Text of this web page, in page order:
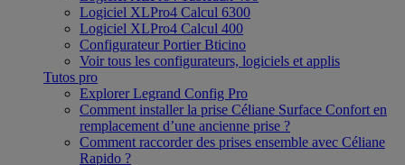
Logiciel XLPro4 Calcul 6300
Logiciel XLPro4 Calcul 400
Configurateur Portier Bticino
Voir tous les configurateurs, logiciels et applis
Tutos pro
Explorer Legrand Config Pro
Comment installer la prise Céliane Surface Confort en
remplacement d’une ancienne prise ?
Comment raccorder des prises ensemble avec Céliane
Rapido ?